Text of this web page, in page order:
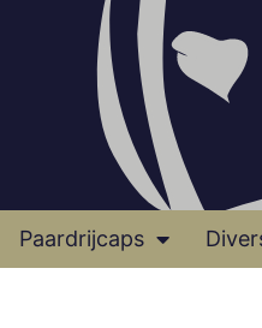
Paardrijcaps